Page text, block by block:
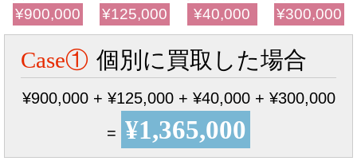
¥900,000 ¥125,000 ¥40,000 ¥300,000
Case① 個別に買取した場合
¥900,000 + ¥125,000 + ¥40,000 + ¥300,000
= ¥1,365,000